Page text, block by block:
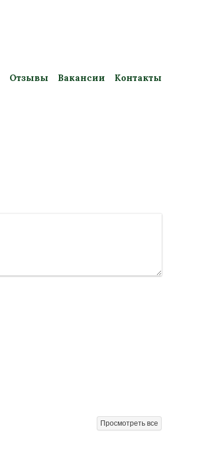
Отзывы Вакансии Контакты
Просмотреть все